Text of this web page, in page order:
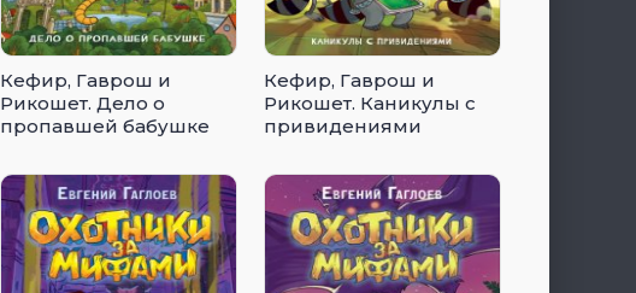
Кефир, Гаврош и
Рикошет. Дело о
пропавшей бабушке
Кефир, Гаврош и
Рикошет. Каникулы с
привидениями